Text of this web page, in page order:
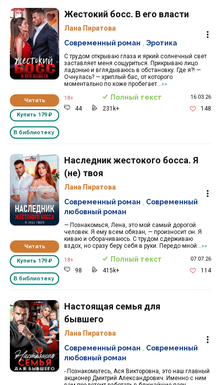
Читать
Купить 179 ₽
В библиотеку
Жестокий босс. В его власти
Лана Пиратова
С трудом открываю глаза и яркий солнечный свет
заставляет меня сощуриться. Прикрываю лицо
ладонью и вглядываюсь в обстановку. Где я?! —
Очнулась? — хриплый бас, от которого
моментально по коже пробегает...
>>
Современный роман Эротика
18+ Полный текст 16.03.26
44 231k+ 148
Читать
Купить 179 ₽
В библиотеку
Наследник жестокого босса. Я
(не) твоя
Лана Пиратова
— Познакомься, Лена, это мой самый дорогой
человек. Я ему всем обязан, — произносит он. Я
киваю и оборачиваюсь. С трудом сдерживаю
вздох, но сразу беру себя в руки. Передо мной...
>>
Современный роман
Современный
любовный роман
18+ Полный текст 07.07.26
98 415k+ 114
Настоящая семья для
бывшего
Лана Пиратова
- Познакомьтесь, Ася Викторовна, это наш главный
акционер Дмитрий Александрович. Именно с ним
Современный роман
Современный
любовный роман